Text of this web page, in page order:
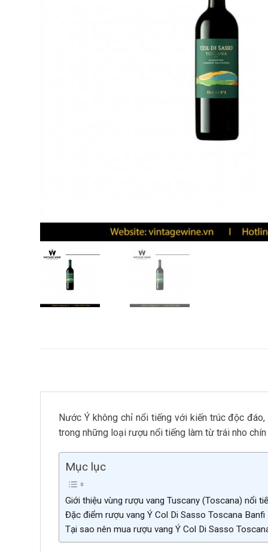
Nước Ý không chỉ nổi tiếng với kiến trúc độc
trong những loại rượu nổi tiếng làm từ trái nho
Mục lục
Giới thiệu vùng rượu vang Tuscany (Toscana) nổi
Đặc điểm rượu vang Ý Col Di Sasso Toscana Banfi
Tại sao nên mua rượu vang Ý Col Di Sasso